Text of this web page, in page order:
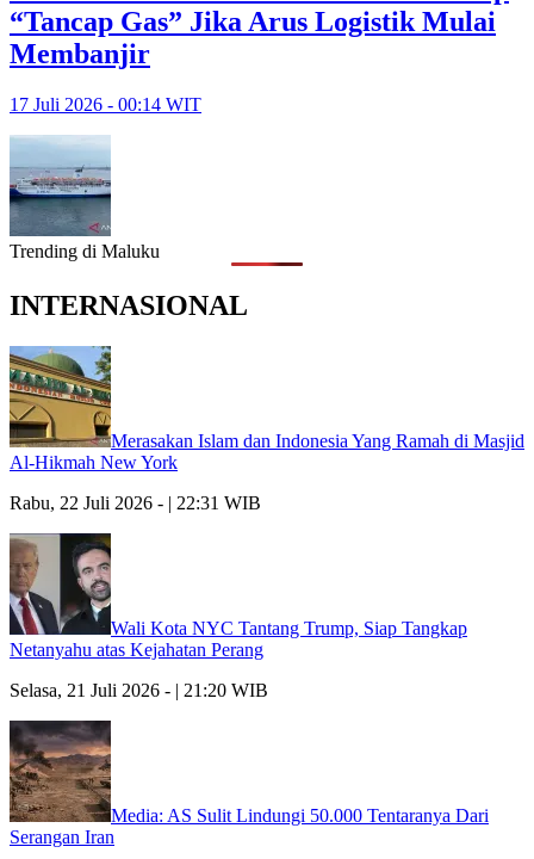
“Tancap Gas” Jika Arus Logistik Mulai
Membanjir
17 Juli 2026 - 00:14 WIT
Trending di Maluku
INTERNASIONAL
Merasakan Islam dan Indonesia Yang Ramah di Masjid
Al-Hikmah New York
Rabu, 22 Juli 2026 - | 22:31 WIB
Wali Kota NYC Tantang Trump, Siap Tangkap
Netanyahu atas Kejahatan Perang
Selasa, 21 Juli 2026 - | 21:20 WIB
Media: AS Sulit Lindungi 50.000 Tentaranya Dari
Serangan Iran